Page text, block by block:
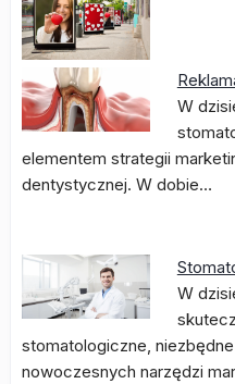
W
elementem strategii
dentystycznej. W dobie…
W
stomatologiczne,
nowoczesnych narzędzi